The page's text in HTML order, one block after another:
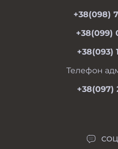
Связаться с нами
+38(098)
+38(099)
+38(093)
Телефон
+38(097)